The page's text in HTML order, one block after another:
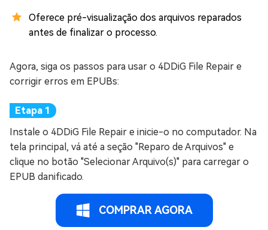
Oferece pré-visualização dos arquivos reparados
antes de finalizar o processo.
Agora, siga os passos para usar o 4DDiG File Repair e
corrigir erros em EPUBs:
Instale o 4DDiG File Repair e inicie-o no computador. Na
tela principal, vá até a seção "Reparo de Arquivos" e
clique no botão "Selecionar Arquivo(s)" para carregar o
EPUB danificado.
COMPRAR AGORA